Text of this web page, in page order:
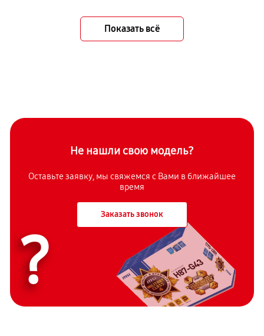
Показать всё
Не нашли свою модель?
Оставьте заявку, мы свяжемся с Вами в ближайшее
время
Заказать звонок
?